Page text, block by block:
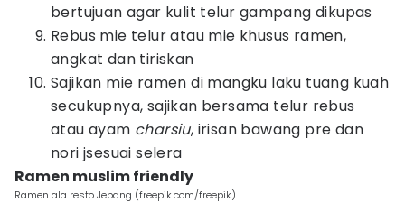
bertujuan agar kulit telur gampang dikupas
Rebus mie telur atau mie khusus ramen,
angkat dan tiriskan
Sajikan mie ramen di mangku laku tuang kuah
secukupnya, sajikan bersama telur rebus
atau ayam charsiu, irisan bawang pre dan
nori jsesuai selera
Ramen muslim friendly
Ramen ala resto Jepang (freepik.com/freepik)